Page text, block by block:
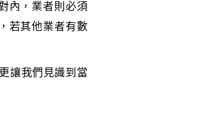
內，業者則必須
若其他業者有數
讓我們見識到當